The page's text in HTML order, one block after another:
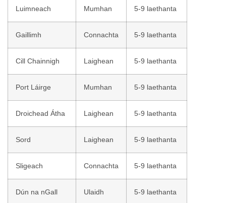
Luimneach Mumhan 5-9 laethanta
Gaillimh Connachta 5-9 laethanta
Cill Chainnigh Laighean 5-9 laethanta
Port Láirge Mumhan 5-9 laethanta
Droichead Átha Laighean 5-9 laethanta
Sord Laighean 5-9 laethanta
Sligeach Connachta 5-9 laethanta
Dún na nGall Ulaidh 5-9 laethanta